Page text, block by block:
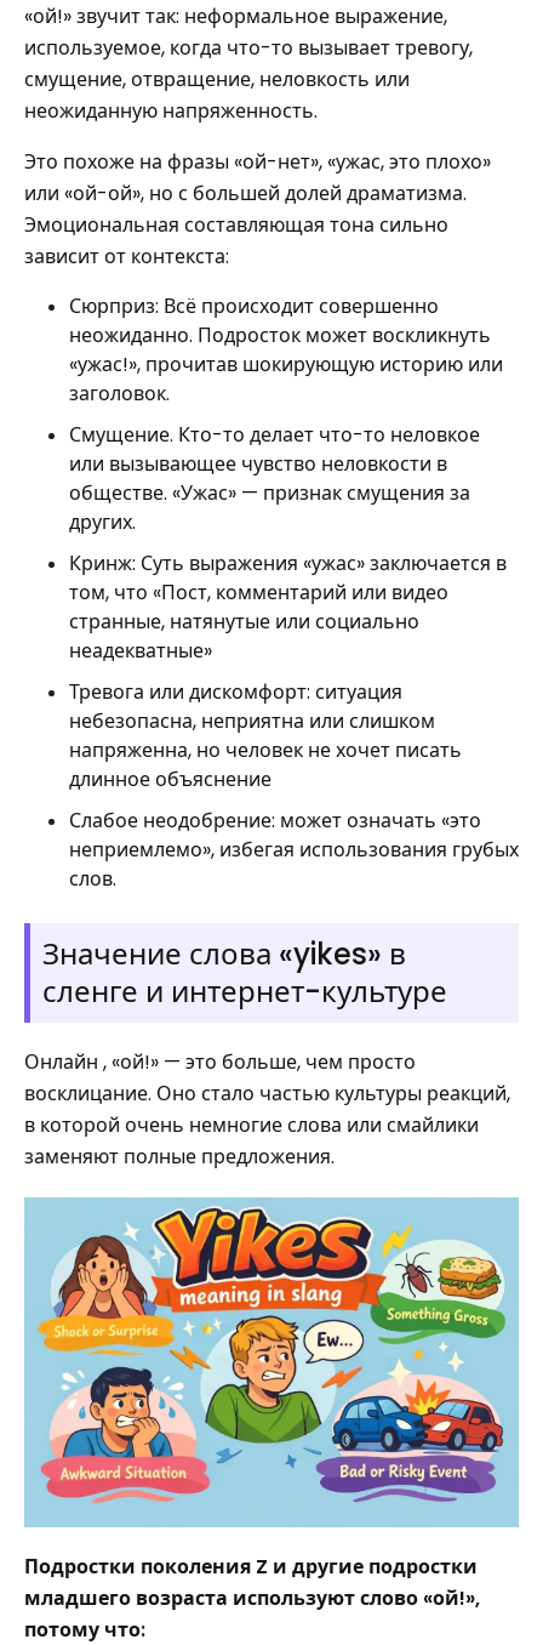
«ой!» звучит так: неформальное выражение,
используемое, когда что-то вызывает тревогу,
смущение, отвращение, неловкость или
неожиданную напряженность.
Это похоже на фразы «ой-нет», «ужас, это плохо»
или «ой-ой», но с большей долей драматизма.
Эмоциональная составляющая тона сильно
зависит от контекста:
Сюрприз: Всё происходит совершенно
неожиданно. Подросток может воскликнуть
«ужас!», прочитав шокирующую историю или
заголовок.
Смущение. Кто-то делает что-то неловкое
или вызывающее чувство неловкости в
обществе. «Ужас» — признак смущения за
других.
Кринж: Суть выражения «ужас» заключается в
том, что «Пост, комментарий или видео
странные, натянутые или социально
неадекватные»
Тревога или дискомфорт: ситуация
небезопасна, неприятна или слишком
напряженна, но человек не хочет писать
длинное объяснение
Слабое неодобрение: может означать «это
неприемлемо», избегая использования грубых
слов.
Значение слова «yikes» в
сленге и интернет-культуре
Онлайн , «ой!» — это больше, чем просто
восклицание. Оно стало частью культуры реакций,
в которой очень немногие слова или смайлики
заменяют полные предложения.
Подростки поколения Z и другие подростки
младшего возраста используют слово «ой!»,
потому что: